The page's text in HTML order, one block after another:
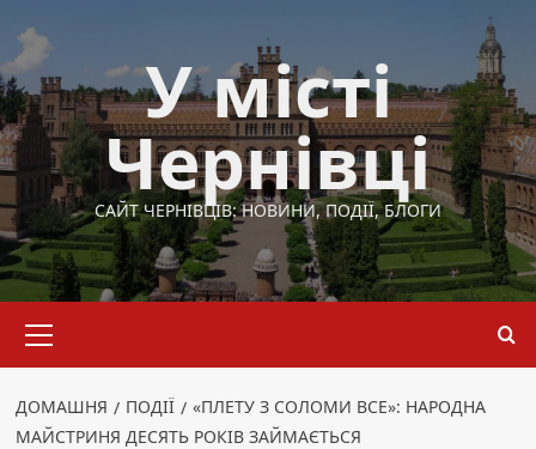
до
вмісту
У місті
Чернівці
САЙТ ЧЕРНІВЦІВ: НОВИНИ, ПОДІЇ, БЛОГИ
меню
ДОМАШНЯ ПОДІЇ
«ПЛЕТУ З СОЛОМИ ВСЕ»: НАРОДНА
МАЙСТРИНЯ ДЕСЯТЬ РОКІВ ЗАЙМАЄТЬСЯ